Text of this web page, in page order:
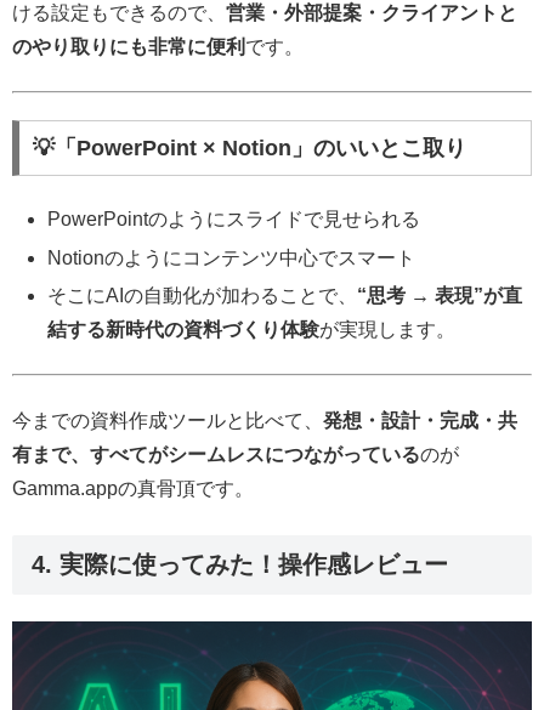
ける設定もできるので、 営業・外部提案・クライアントと
のやり取りにも非常に便利 です。
💡「PowerPoint × Notion」のいいとこ取り
PowerPointのようにスライドで見せられる
Notionのようにコンテンツ中心でスマート
そこにAIの自動化が加わることで、 “思考 → 表現”が直
結する新時代の資料づくり体験が実現します。
今までの資料作成ツールと比べて、 発想・設計・完成・共
有まで、すべてがシームレスにつながっているのが
Gamma.appの真骨頂です。
4. 実際に使ってみた！操作感レビュー